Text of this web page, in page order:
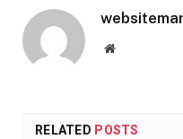
Website
RELATED POSTS